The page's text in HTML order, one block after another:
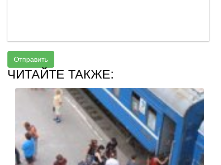
Отправить
ЧИТАЙТЕ ТАКЖЕ: